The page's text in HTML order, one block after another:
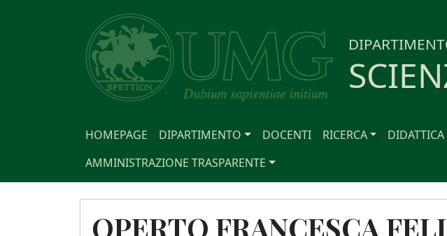
HOMEPAGE DIPARTIMENTO DOCENTI RICERCA DIDATTICA
AMMINISTRAZIONE TRASPARENTE
OPERTO FRANCESCA